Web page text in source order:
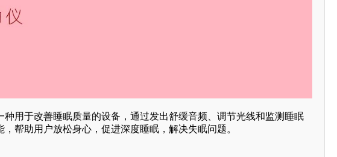
种用于改善睡眠质量的设备，通过发出舒缓音频、调节光线和监测睡眠
，帮助用户放松身心，促进深度睡眠，解决失眠问题。